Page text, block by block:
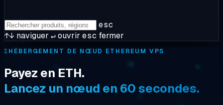
esc
↑↓ naviguer ↵ouvrir esc fermer
ΞHÉBERGEMENT DE NŒUD ETHEREUM VPS
Payez en ETH.
Lancez un nœud en 60 secondes.